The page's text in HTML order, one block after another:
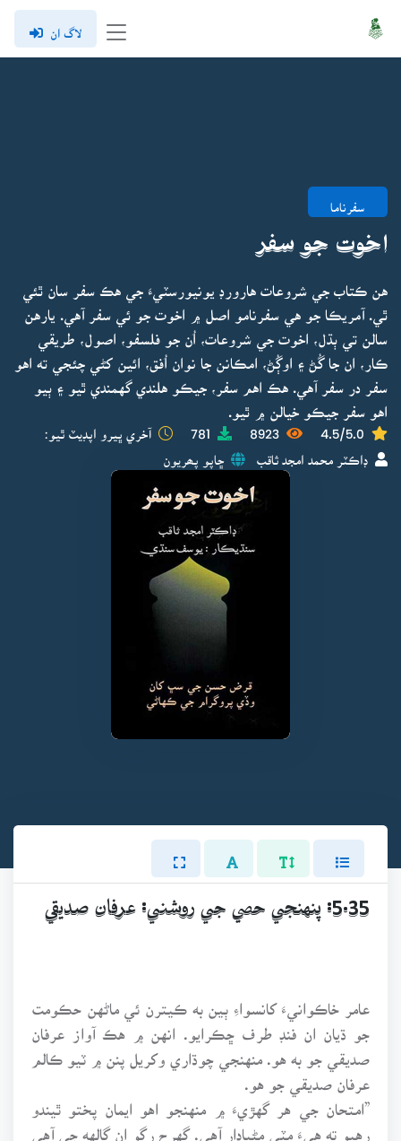
لاگ ان
سفرناما
اخوت جو سفر
هن ڪتاب جي شروعات هارورڊ يونيورسٽيءَ جي هڪ سفر سان ٿئي
ٿي. آمريڪا جو هي سفرنامو اصل ۾ اخوت جو ئي سفر آهي. يارهن
سالن تي ٻڌل، اخوت جي شروعات، اُن جو فلسفو، اصول، طريقي
ڪار، ان جا گُڻ ۽ اوڳُڻ، امڪانن جا نوان اُفق، ائين کڻي چئجي ته اهو
سفر در سفر آهي. هڪ اهم سفر، جيڪو هلندي گهمندي ٿيو ۽ ٻيو
اهو سفر جيڪو خيالن ۾ ٿيو.
4.5/5.0
8923
781 آخري ڀيرو اپڊيٽ ٿيو:
ڊاڪٽر محمد امجد ثاقب ڇاپو پھريون
5.35: پنهنجي حصي جي روشني: عرفان صديقي
عامر خاڪوانيءَ کانسواءِ ٻين به ڪيترن ئي ماڻهن حڪومت
جو ڌيان ان فنڊ طرف ڇڪرايو. انهن ۾ هڪ آواز عرفان
صديقي جو به هو. منهنجي چوڌاري وکريل پنن ۾ ٽيو ڪالم
عرفان صديقي جو هو.
”امتحان جي هر گهڙيءَ ۾ منهنجو اهو ايمان پختو ٿيندو
رهيو ته هيءَ مٽي مڻيادار آهي. گهرج رڳو ان ڳالهه جي آهي